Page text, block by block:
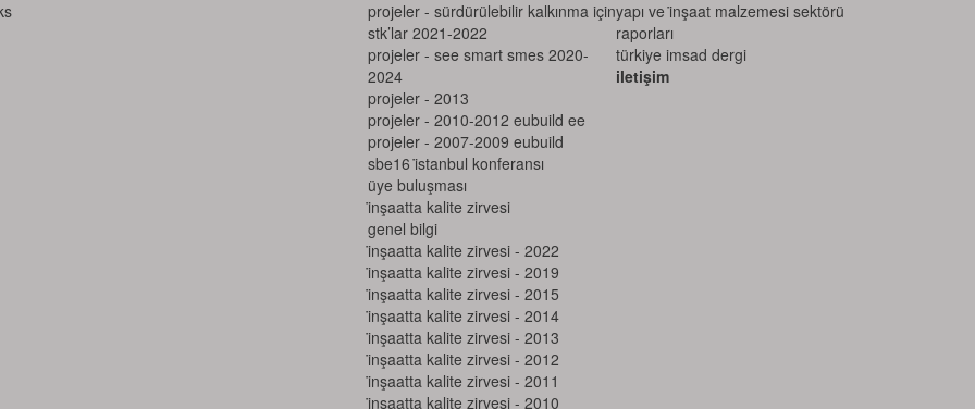
projeler - sürdürülebilir kalkınma için
stk’lar 2021-2022
projeler - see smart smes 2020-
2024
projeler - 2013
projeler - 2010-2012 eubuild ee
projeler - 2007-2009 eubuild
sbe16 i̇stanbul konferansı
üye buluşması
i̇nşaatta kalite zirvesi
genel bilgi
i̇nşaatta kalite zirvesi - 2022
i̇nşaatta kalite zirvesi - 2019
i̇nşaatta kalite zirvesi - 2015
i̇nşaatta kalite zirvesi - 2014
i̇nşaatta kalite zirvesi - 2013
i̇nşaatta kalite zirvesi - 2012
i̇nşaatta kalite zirvesi - 2011
i̇nşaatta kalite zirvesi - 2010
yapı ve i̇nşaat malzemesi sektörü r
aporları
türkiye imsad dergi
iletişim